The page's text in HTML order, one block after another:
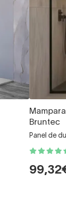
Bruntec
Panel de